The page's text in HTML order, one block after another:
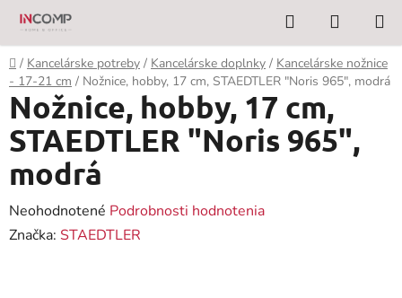
Prejsť
obsah
Hľadať
KOŠÍK
Domov
/ Kancelárske potreby / Kancelárske doplnky / Kancelárske nožnice
- 17-21 cm / Nožnice, hobby, 17 cm, STAEDTLER "Noris 965", modrá
Nožnice, hobby, 17 cm,
STAEDTLER "Noris 965",
modrá
Priemerné
hodnotenie
Neohodnotené Podrobnosti hodnotenia
Značka: STAEDTLER